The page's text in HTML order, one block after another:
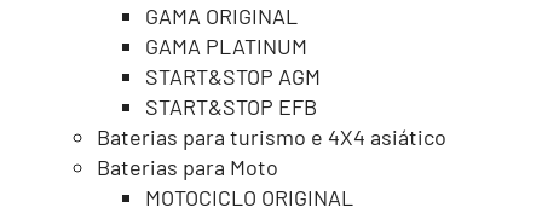
GAMA ORIGINAL
GAMA PLATINUM
START&STOP AGM
START&STOP EFB
Baterias para turismo e 4X4 asiático
Baterias para Moto
MOTOCICLO ORIGINAL